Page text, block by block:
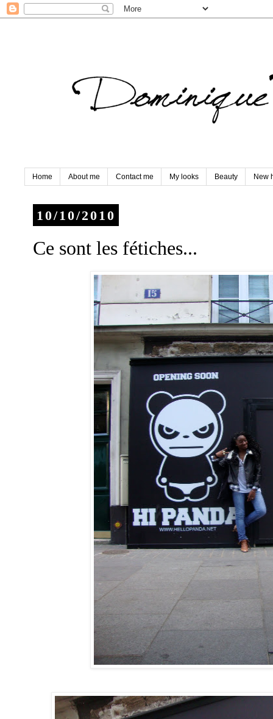
Home About me Contact me My looks Beauty New
10/10/2010
Ce sont les fétiches...